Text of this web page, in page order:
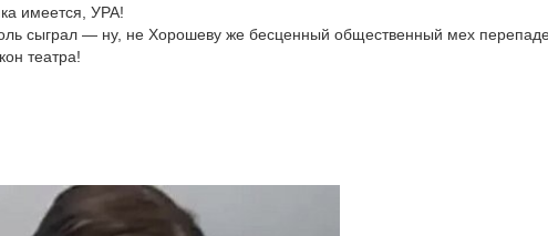
имеется, УРА!
сыграл — ну, не Хорошеву же бесценный общественный мех
театра!